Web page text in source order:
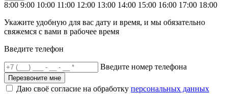
8:00 9:00 10:00 11:00 12:00 13:00 14:00 15:00 16:00 17:00 18:00
Укажите удобную для вас дату и время, и мы обязательно
свяжемся с вами в рабочее время
Введите телефон
Введите номер телефона
Перезвоните мне
Даю своё согласие на обработку персональных данных